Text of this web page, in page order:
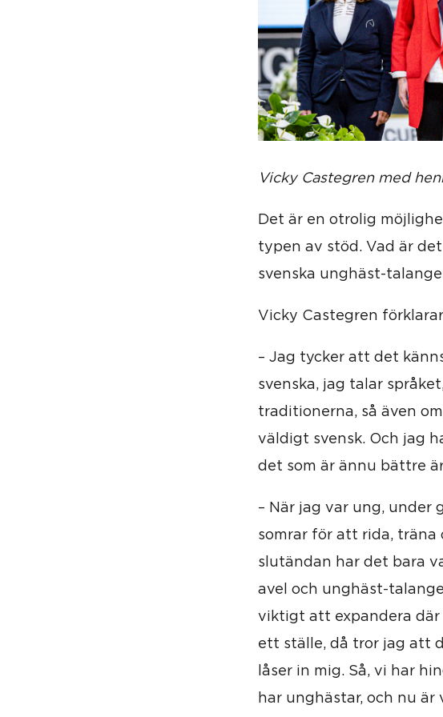
Vicky Castegren med
Det är en otrolig
typen av stöd. Vad är
svenska unghäst-
Vicky Castegren
– Jag tycker att det
svenska, jag talar
traditionerna, så även
väldigt svensk. Och jag
det som är ännu bättre
– När jag var ung, under
somrar för att rida, träna
slutändan har det bara
avel och unghäst-
viktigt att expandera där
ett ställe, då tror jag att
låser in mig. Så, vi har
har unghästar, och nu